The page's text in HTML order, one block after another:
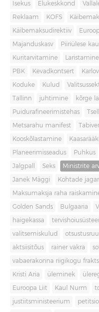
Isekus Elukeskkond
Reklaam KOFS
Käibemaksudirektiiv
Majanduskasv Piiriülese
Kuritarvitamine Laristamine
PBK Kevadkontsert
Koduke Kulud
Tallinn juhtimine kõrge
Puidurafineerimistehas
Metsarahu manifest
Kooskõlastamine
Planeerimisseadus Puhkus
Jalgpall Seks Ministrite
Janek Mäggi Kohtade
Maksumaksja raha
Golden Sands Bulgaaria
haigekassa
valitsemiskulud
aktsiisitõus rainer vakra
vabaerakonna riigikogu
Kristi Aria üleminek
Euroopa Liit Kaul Nurm
justiitsministeerium